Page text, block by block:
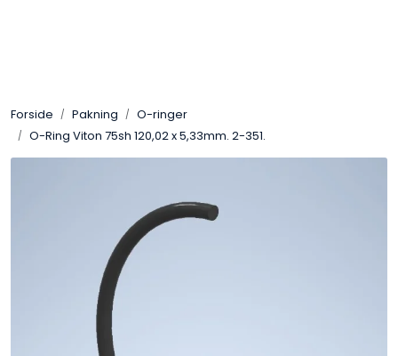
Forside Pakning
O-ringer
O-Ring Viton 75sh 120,02 x 5,33mm. 2-351.
Pakning
Slitasjeteknikk
Verneutstyr